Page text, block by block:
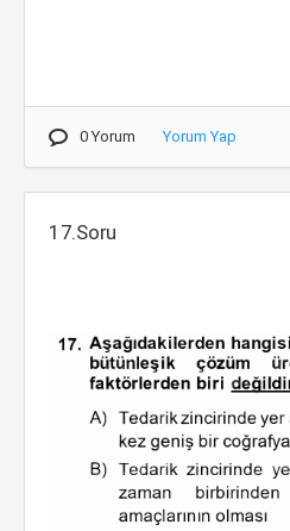
0 Yorum Yorum Yap
17.Soru